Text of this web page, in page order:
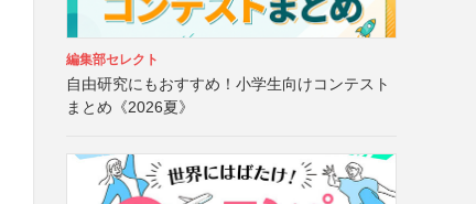
編集部セレクト
自由研究にもおすすめ！小学生向けコンテスト
まとめ《2026夏》